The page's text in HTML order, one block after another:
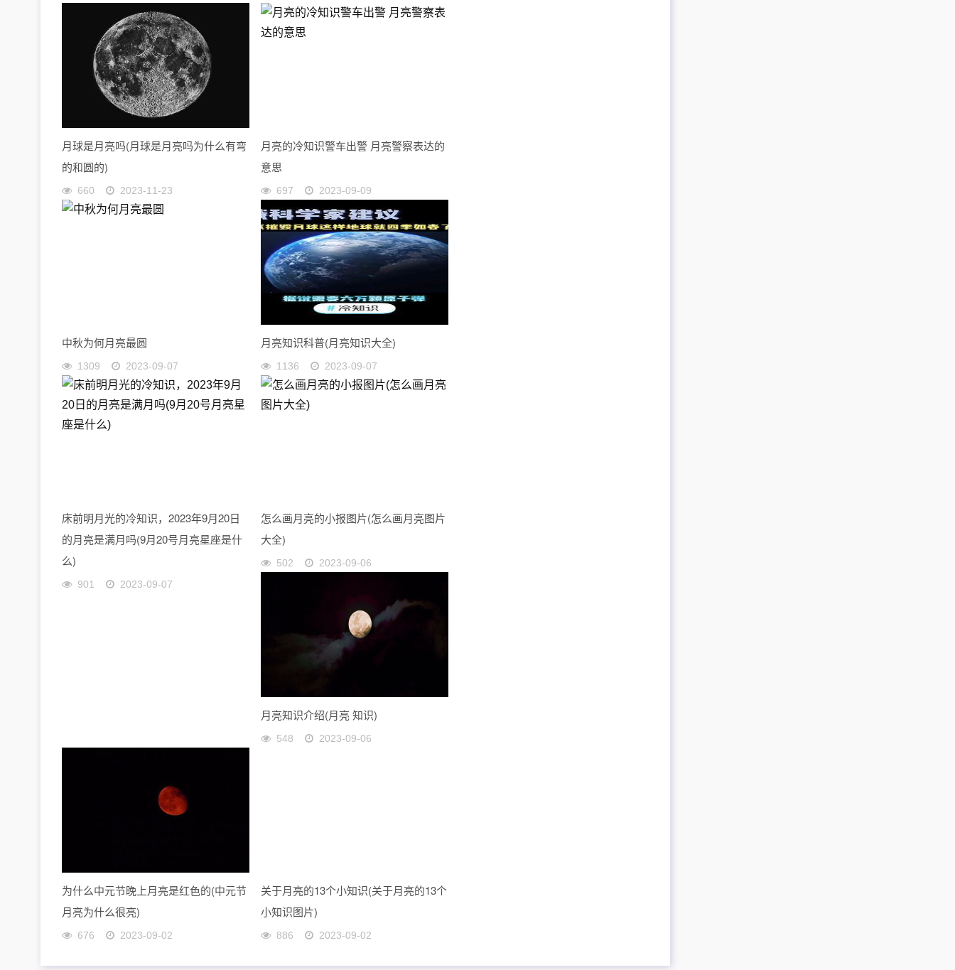
月球是月亮吗(月球是月亮吗为什么有弯
的和圆的)
660 2023-11-23
月亮的冷知识警车出警 月亮警察表达的
意思
697 2023-09-09
中秋为何月亮最圆
1309 2023-09-07
月亮知识科普(月亮知识大全)
1136 2023-09-07
床前明月光的冷知识，2023年9月20日
的月亮是满月吗(9月20号月亮星座是什
么)
901 2023-09-07
怎么画月亮的小报图片(怎么画月亮图片
大全)
502 2023-09-06
月亮知识介绍(月亮 知识)
548 2023-09-06
为什么中元节晚上月亮是红色的(中元节
月亮为什么很亮)
676 2023-09-02
关于月亮的13个小知识(关于月亮的13个
小知识图片)
886 2023-09-02